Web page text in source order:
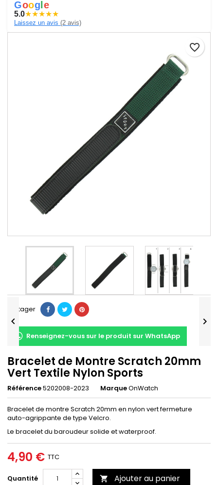
Goog e
5.0★★★★★
Laissez un avis (2 avis)
 
Partager
Renseignez-vous sur le produit sur WhatsApp
Bracelet de Montre Scratch 20mm
Vert Textile Nylon Sports
Référence5202008-2023 MarqueOnWatch
Bracelet de montre Scratch 20mm en nylon vert fermeture
auto-agrippante de type Velcro.
Le bracelet du baroudeur solide et waterproof.
4,90 € TTC
Quantité  Ajouter au panier
favorite_border